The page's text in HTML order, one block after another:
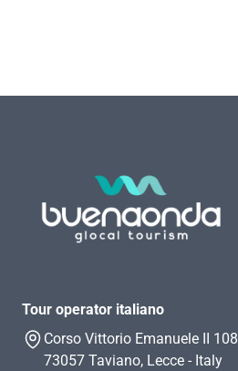
Tour operator italiano
Corso Vittorio Emanuele II 108
73057 Taviano, Lecce - Italy